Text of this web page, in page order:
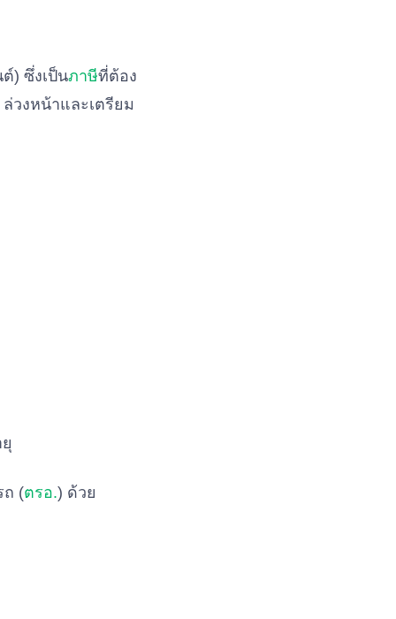
) ซึ่งเป็นภาษีที่ต้อง
วงหน้าและเตรียม
ถ (ตรอ.) ด้วย